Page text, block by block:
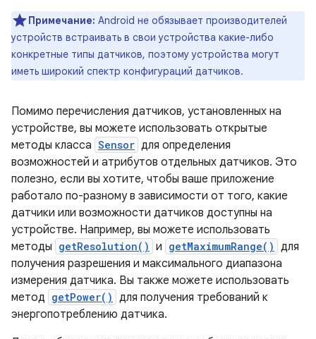
Примечание: Android не обязывает производителей
устройств встраивать в свои устройства какие-либо
конкретные типы датчиков, поэтому устройства могут
иметь широкий спектр конфигураций датчиков.
Помимо перечисления датчиков, установленных на
устройстве, вы можете использовать открытые
методы класса Sensor для определения
возможностей и атрибутов отдельных датчиков. Это
полезно, если вы хотите, чтобы ваше приложение
работало по-разному в зависимости от того, какие
датчики или возможности датчиков доступны на
устройстве. Например, вы можете использовать
методы getResolution() и getMaximumRange() для
получения разрешения и максимального диапазона
измерения датчика. Вы также можете использовать
метод getPower() для получения требований к
энергопотреблению датчика.